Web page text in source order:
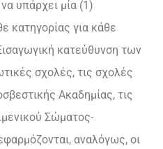
υπάρχει μία (1)
κατηγορίας για κάθε
κατεύθυνση των
σχολές, τις σχολές
Ακαδημίας, τις
Σώματος-
αναλόγως, οι